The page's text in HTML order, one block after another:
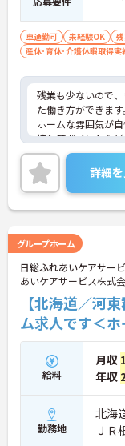
車通勤可 未経験OK
産休･育休･介護休暇取得実
残業も少ないので
た働き方ができま
ホームな雰囲気が
接対策ポイントな
お気軽にご相談く
詳細
グループホーム
日総ふれあいケアサー
あいケアサービス株式
【北海道／河
ム求人です＜
給料
月収
年収
勤務地
北海
ＪＲ